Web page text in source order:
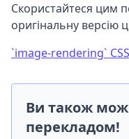
Скористайтеся цим
оригінальну версію
`image-rendering`
Ви також
перекладом!